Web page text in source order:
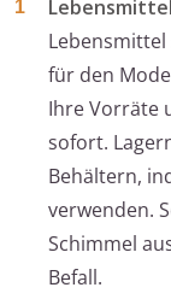
für den
Ihre Vorräte
sofort.
Behältern,
verwenden.
Schimmel
Befall.